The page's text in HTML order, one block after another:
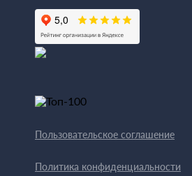
Пользовательское соглашение
Политика конфиденциальности